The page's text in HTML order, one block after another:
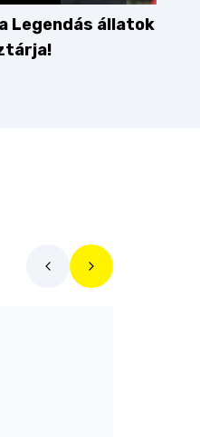
Legendás állatok